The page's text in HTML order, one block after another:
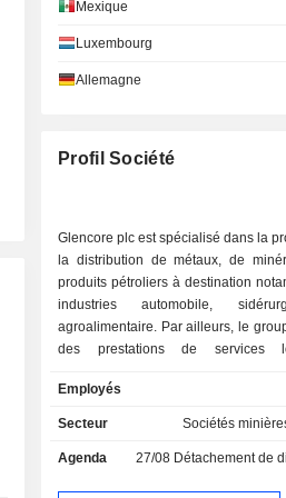
Mexique
Luxembourg
Allemagne
Profil Société
Glencore plc est spécialisé dans la
la distribution de métaux, de
produits pétroliers à destination
industries automobile,
agroalimentaire. Par ailleurs, le
des prestations de services
par activité se répartit comme suit : - vente de
produits pétroliers, de coke et
(46%) : aluminium, zinc,
Employés
Secteur Sociétés
Agenda 27/08 Détachement de dividende